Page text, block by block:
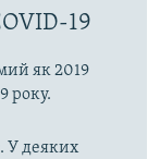
19
як 2019
року.
У деяких